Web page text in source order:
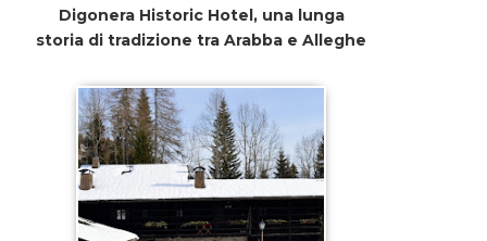
Digonera Historic Hotel, una lunga
storia di tradizione tra Arabba e Alleghe